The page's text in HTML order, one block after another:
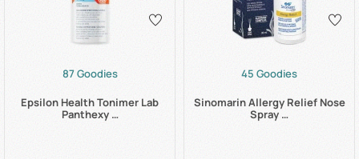
87 Goodies
Epsilon Health Tonimer Lab
Panthexy …
45 Goodies
Sinomarin Allergy Relief Nose
Spray …